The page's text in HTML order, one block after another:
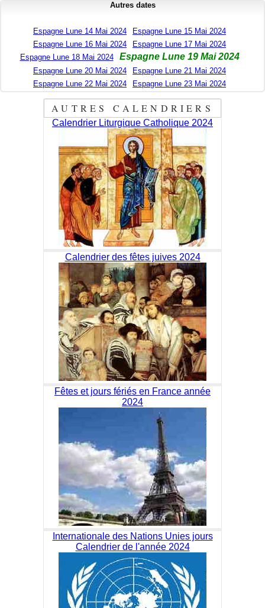
Autres dates
Espagne Lune 14 Mai 2024
Espagne Lune 15 Mai 2024
Espagne Lune 16 Mai 2024
Espagne Lune 17 Mai 2024
Espagne Lune 18 Mai 2024
Espagne Lune 19 Mai 2024
Espagne Lune 20 Mai 2024
Espagne Lune 21 Mai 2024
Espagne Lune 22 Mai 2024
Espagne Lune 23 Mai 2024
AUTRES CALENDRIERS
Calendrier Liturgique Catholique 2024
Calendrier des fêtes juives 2024
Fêtes et jours fériés en France année
2024
Internationale des Nations Unies jours
Calendrier de l'année 2024